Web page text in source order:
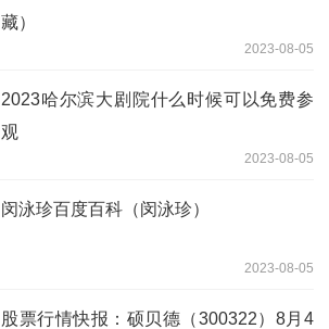
藏）
2023-08-05
2023哈尔滨大剧院什么时候可以免费参
观
2023-08-05
闵泳珍百度百科（闵泳珍）
2023-08-05
股票行情快报：硕贝德（300322）8月4